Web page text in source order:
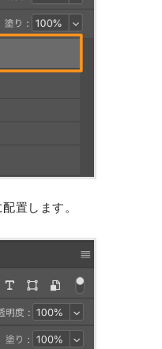
置します。